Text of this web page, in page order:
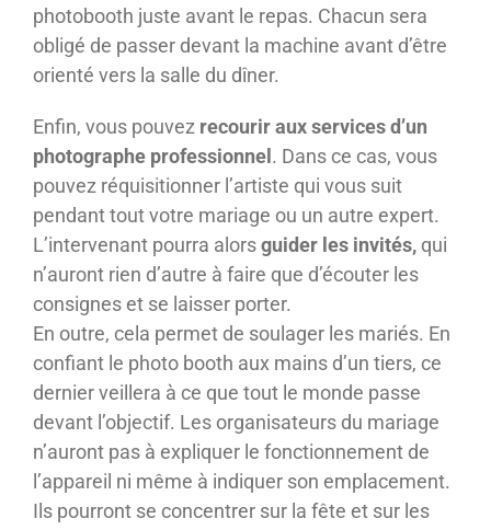
photobooth juste avant le repas. Chacun sera
obligé de passer devant la machine avant d’être
orienté vers la salle du dîner.
Enfin, vous pouvez recourir aux services d’un
photographe professionnel . Dans ce cas, vous
pouvez réquisitionner l’artiste qui vous suit
pendant tout votre mariage ou un autre expert.
L’intervenant pourra alorsguider les invités, qui
n’auront rien d’autre à faire que d’écouter les
consignes et se laisser porter.
En outre, cela permet de soulager les mariés. En
confiant le photo booth aux mains d’un tiers, ce
dernier veillera à ce que tout le monde passe
devant l’objectif. Les organisateurs du mariage
n’auront pas à expliquer le fonctionnement de
l’appareil ni même à indiquer son emplacement.
Ils pourront se concentrer sur la fête et sur les